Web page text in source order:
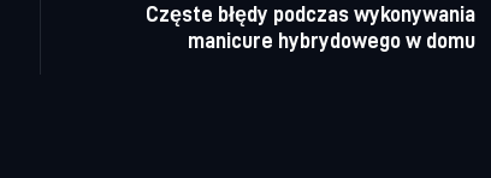
Częste błędy podczas wykonywania
manicure hybrydowego w domu